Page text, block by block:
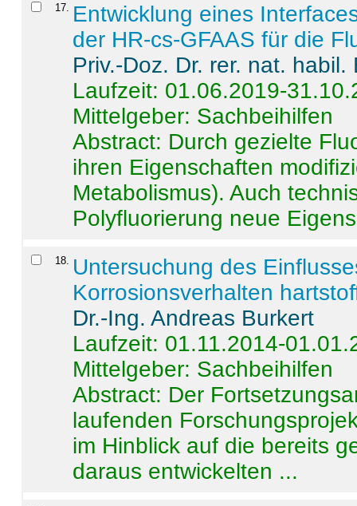
17
Entwicklung eines
der HR-cs-GFAAS für die
Priv.-Doz. Dr. rer. nat.
Laufzeit: 01.06.2019-
Mittelgeber: Sachbeihilfen
Abstract: Durch gezielte
ihren Eigenschaften
Metabolismus). Auch
Polyfluorierung neue
18
Untersuchung des
Korrosionsverhalten
Dr.-Ing. Andreas Burkert
Laufzeit: 01.11.2014-
Mittelgeber: Sachbeihilfen
Abstract: Der
laufenden
im Hinblick auf die bereits
daraus entwickelten ...